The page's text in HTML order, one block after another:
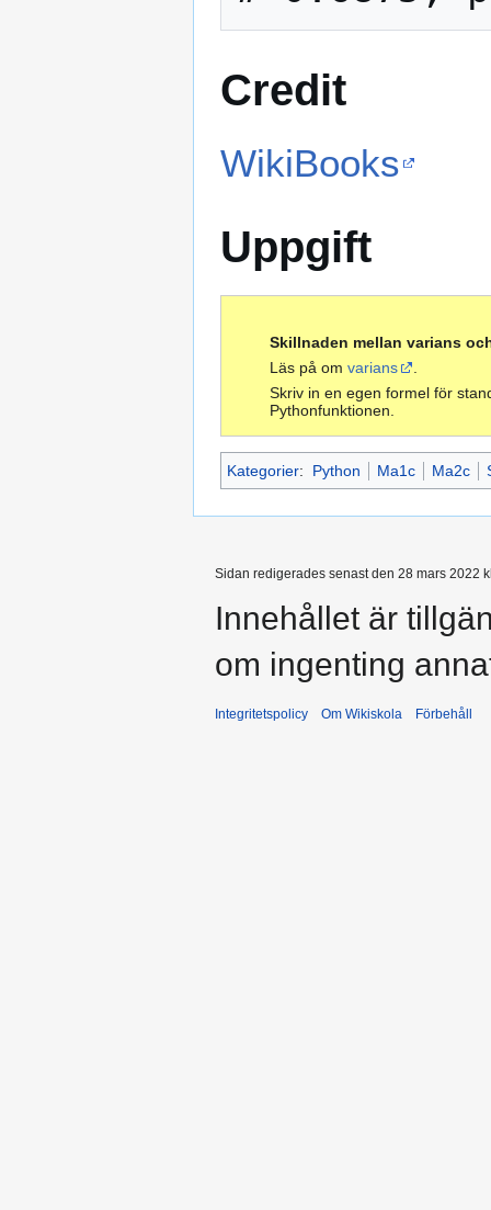
Credit
WikiBooks
Uppgift
Skillnaden mellan varians
Läs på om varians
Skriv in en egen formel för
Pythonfunktionen.
Kategorier: Python Ma1c Ma2c
Sidan redigerades senast den 28 mars 2022
Innehållet är
om ingenting
Integritetspolicy Om Wikiskola Förbehåll